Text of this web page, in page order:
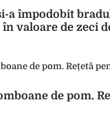
a împodobit
valoare de zeci
de pom.